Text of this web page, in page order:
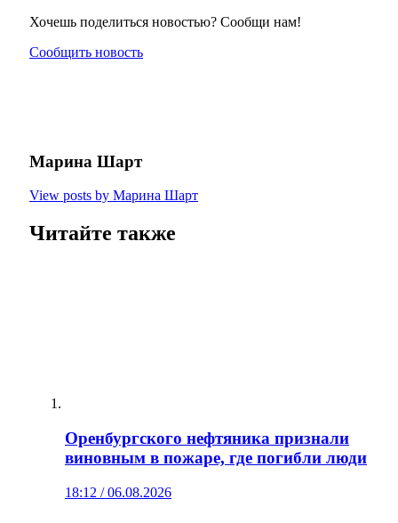
Хочешь поделиться новостью? Сообщи нам!
Сообщить новость
Марина Шарт
View posts by Марина Шарт
Читайте также
Оренбургского нефтяника признали
виновным в пожаре, где погибли люди
18:12 / 06.08.2026